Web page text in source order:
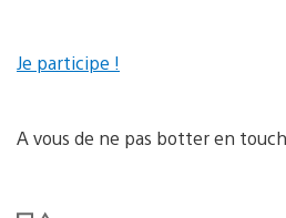
Je participe !
A vous de ne pas botter en